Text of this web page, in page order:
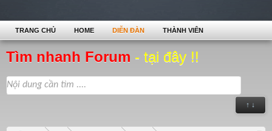
Tìm nhanh Forum - tại đây !!
↑ ↓
TRANG CHỦ HOME DIỄN ĐÀN THÀNH VIÊN